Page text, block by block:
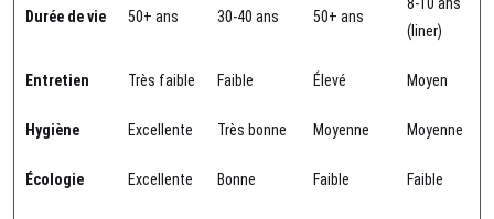
Durée de vie 50+ ans 30-40 ans 50+ ans
8-10 ans
(liner)
Entretien Très faible Faible Élevé Moyen
Hygiène Excellente Très bonne Moyenne Moyenne
Écologie Excellente Bonne Faible Faible